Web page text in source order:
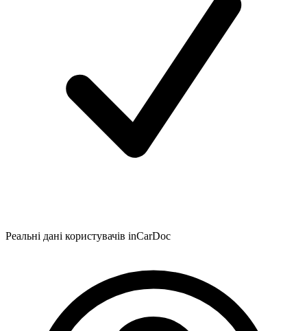
Реальні дані користувачів inCarDoc